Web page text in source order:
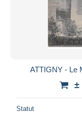
ATTIGNY - Le
±
Statut